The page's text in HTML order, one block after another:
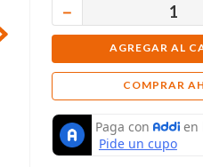
－
AGREGAR AL
COMPRAR